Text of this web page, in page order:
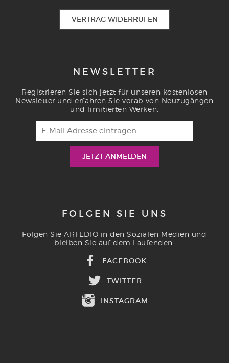
VERTRAG WIDERRUFEN
NEWSLETTER
Registrieren Sie sich jetzt für unseren kostenlosen
Newsletter und erfahren Sie vorab von Neuzugängen
und limitierten Werken.
FOLGEN SIE UNS
Folgen Sie ARTEDIO in den Sozialen Medien und
bleiben Sie auf dem Laufenden:
FACEBOOK
TWITTER
INSTAGRAM